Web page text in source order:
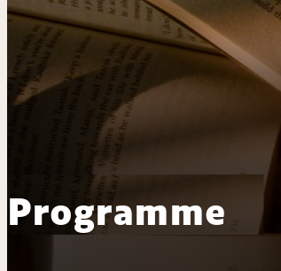
Programme